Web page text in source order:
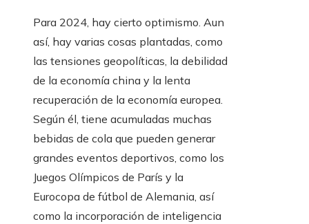
Para 2024, hay cierto optimismo. Aun
así, hay varias cosas plantadas, como
las tensiones geopolíticas, la debilidad
de la economía china y la lenta
recuperación de la economía europea.
Según él, tiene acumuladas muchas
bebidas de cola que pueden generar
grandes eventos deportivos, como los
Juegos Olímpicos de París y la
Eurocopa de fútbol de Alemania, así
como la incorporación de inteligencia